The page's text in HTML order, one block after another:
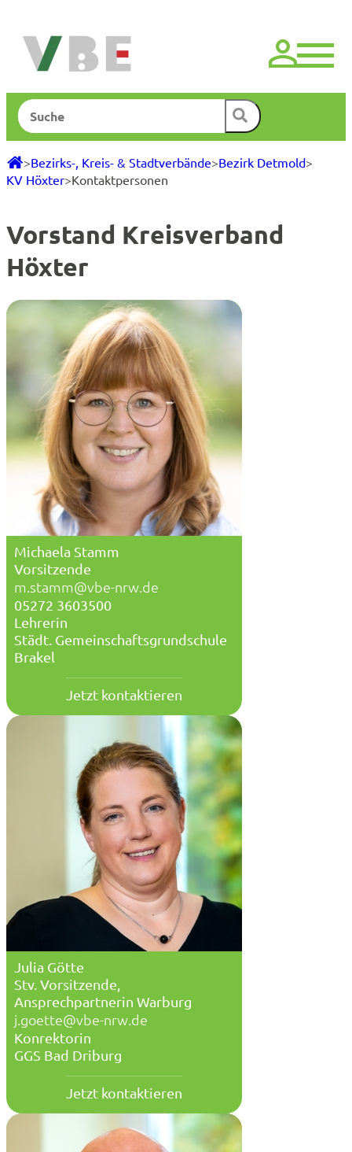
springen
Suchen
>Bezirks-, Kreis- & Stadtverbände>Bezirk Detmold>
KV Höxter>Kontaktpersonen
Vorstand Kreisverband
Höxter
Michaela Stamm
Vorsitzende
m.stamm@vbe-nrw.de
05272 3603500
Lehrerin
Städt. Gemeinschaftsgrundschule
Brakel
Jetzt kontaktieren
Julia Götte
Stv. Vorsitzende,
Ansprechpartnerin Warburg
j.goette@vbe-nrw.de
Konrektorin
GGS Bad Driburg
Jetzt kontaktieren